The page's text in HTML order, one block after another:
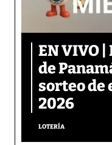
EN VIVO
de
sorteo de
2026
LOTERÍA